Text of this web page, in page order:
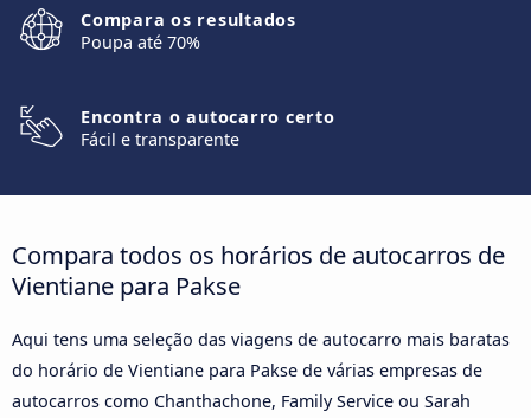
Compara os resultados
Poupa até 70%
Encontra o autocarro certo
Fácil e transparente
Compara todos os horários de autocarros de
Vientiane para Pakse
Aqui tens uma seleção das viagens de autocarro mais baratas
do horário de Vientiane para Pakse de várias empresas de
autocarros como Chanthachone, Family Service ou Sarah